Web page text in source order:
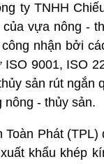
ty TNHH
vựa nông -
nhận bởi
9001, ISO
sản rút
- thủy sản.
Phát
khẩu khép